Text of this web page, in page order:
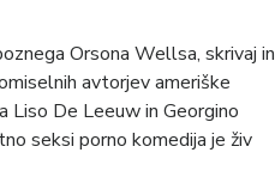
Orsona Wellsa, skrivaj in
avtorjev ameriške
Liso De Leeuw in Georgino
seksi porno komedija je živ